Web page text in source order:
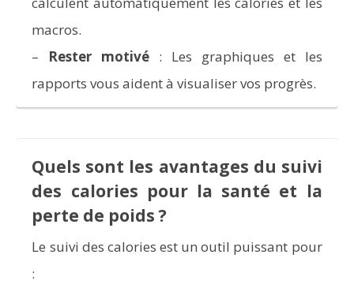
macros.
– Rester motivé : Les graphiques et les
rapports vous aident à visualiser vos progrès.
Quels sont les avantages du suivi
des calories pour la santé et la
perte de poids ?
Le suivi des calories est un outil puissant pour
: